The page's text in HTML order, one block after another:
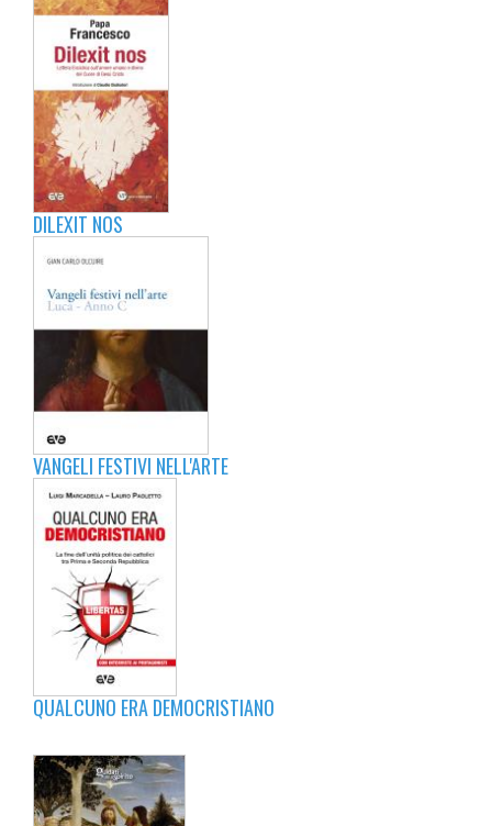
DILEXIT NOS
VANGELI FESTIVI NELL'ARTE
QUALCUNO ERA DEMOCRISTIANO